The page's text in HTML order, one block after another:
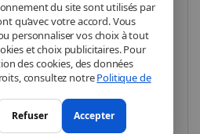
du site sont utilisés par
qu’avec votre accord. Vous
personnaliser vos choix à tout
et choix publicitaires. Pour
des cookies, des données
consultez notrePolitique de
Refuser Accepter
est conçue pour offrir
équilibre entre
énergétique et
à sonGPU NVIDIA
5050et ses8 Go de
, elle permet de profiter